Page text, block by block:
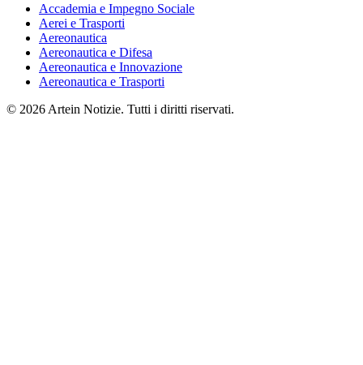
Accademia e Impegno Sociale
Aerei e Trasporti
Aereonautica
Aereonautica e Difesa
Aereonautica e Innovazione
Aereonautica e Trasporti
© 2026 Artein Notizie. Tutti i diritti riservati.